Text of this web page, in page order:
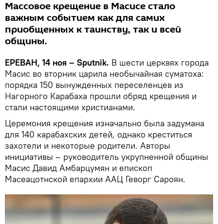
Массовое крещение в Масисе стало
важным событием как для самих
приобщенных к таинству, так и всей
общины.
ЕРЕВАН, 14 ноя – Sputnik. В шести церквях города
Масис во вторник царила необычайная суматоха:
порядка 150 вынужденных переселенцев из
Нагорного Карабаха прошли обряд крещения и
стали настоящими христианами.
Церемония крещения изначально была задумана
для 140 карабахских детей, однако креститься
захотели и некоторые родители. Авторы
инициативы – руководитель укрупненной общины
Масис Давид Амбарцумян и епископ
Масеацотнской епархии ААЦ Геворг Сароян.